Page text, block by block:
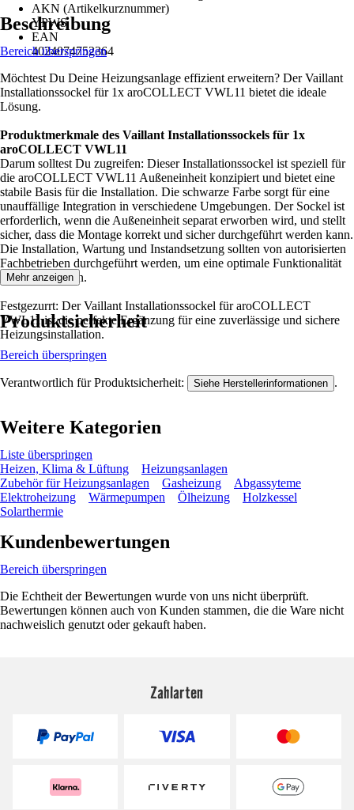
AKN (Artikelkurznummer)
YPWS
EAN
4024074752364
Beschreibung
Bereich überspringen
Möchtest Du Deine Heizungsanlage effizient erweitern? Der Vaillant
Installationssockel für 1x aroCOLLECT VWL11 bietet die ideale
Lösung.
Produktmerkmale des Vaillant Installationssockels für 1x
aroCOLLECT VWL11
Darum solltest Du zugreifen: Dieser Installationssockel ist speziell für
die aroCOLLECT VWL11 Außeneinheit konzipiert und bietet eine
stabile Basis für die Installation. Die schwarze Farbe sorgt für eine
unauffällige Integration in verschiedene Umgebungen. Der Sockel ist
erforderlich, wenn die Außeneinheit separat erworben wird, und stellt
sicher, dass die Montage korrekt und sicher durchgeführt werden kann.
Die Installation, Wartung und Instandsetzung sollten von autorisierten
Fachbetrieben durchgeführt werden, um eine optimale Funktionalität
zu gewährleisten.
Festgezurrt: Der Vaillant Installationssockel für aroCOLLECT
VWL11 ist die perfekte Ergänzung für eine zuverlässige und sichere
Heizungsinstallation.
Mehr anzeigen
Produktsicherheit
Bereich überspringen
Verantwortlich für Produktsicherheit: Siehe Herstellerinformationen .
Weitere Kategorien
Liste überspringen
Heizen, Klima & Lüftung
Heizungsanlagen
Zubehör für Heizungsanlagen
Gasheizung
Abgassyteme
Elektroheizung
Wärmepumpen Ölheizung
Holzkessel
Solarthermie
Kundenbewertungen
Bereich überspringen
Die Echtheit der Bewertungen wurde von uns nicht überprüft.
Bewertungen können auch von Kunden stammen, die die Ware nicht
nachweislich genutzt oder gekauft haben.
Zahlarten